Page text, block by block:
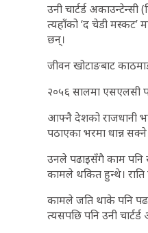
उनी चार्टर्ड
त्यहाँको ‘द चेडी मस्कट’
छन्।
जीवन खोटाङबाट
२०५६ सालमा एसएलसी
आफ्नै देशको राजधानी
पठाएका भरमा धान्न
उनले पढाइसँगै काम पनि
कामले थकित हुन्थे। राति
कामले जति थाके पनि
त्यसपछि पनि उनी